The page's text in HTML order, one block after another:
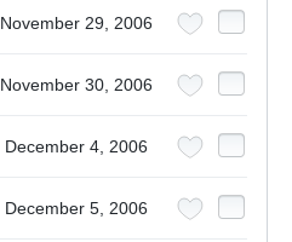
November 29, 2006
November 30, 2006
December 4, 2006
December 5, 2006